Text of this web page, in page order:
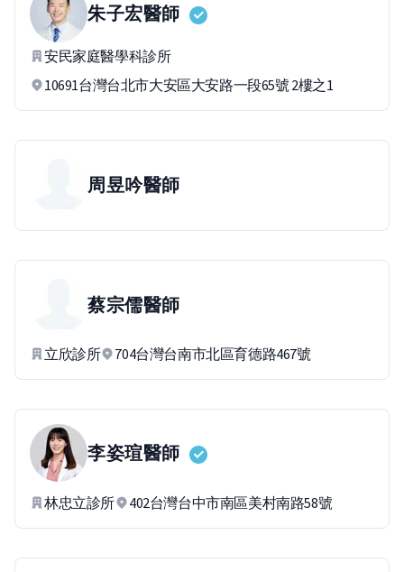
朱子宏醫師
安民家庭醫學科診所
10691台灣台北市大安區大安路一段65號 2樓之1
周昱吟醫師
蔡宗儒醫師
立欣診所 704台灣台南市北區育德路467號
李姿瑄醫師
林忠立診所 402台灣台中市南區美村南路58號